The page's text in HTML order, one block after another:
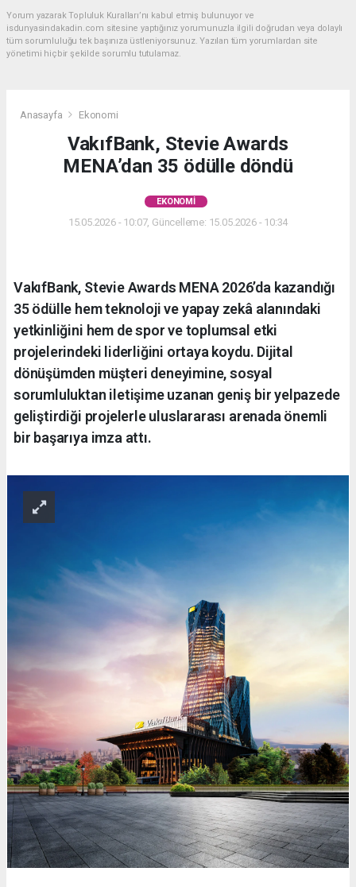
Yorum yazarak Topluluk Kuralları’nı kabul etmiş bulunuyor ve
isdunyasindakadin.com sitesine yaptığınız yorumunuzla ilgili doğrudan veya dolaylı
tüm sorumluluğu tek başınıza üstleniyorsunuz. Yazılan tüm yorumlardan site
yönetimi hiçbir şekilde sorumlu tutulamaz.
Anasayfa Ekonomi
VakıfBank, Stevie Awards
MENA’dan 35 ödülle döndü
EKONOMI
15.05.2026 - 10:07, Güncelleme: 15.05.2026 - 10:34
VakıfBank, Stevie Awards MENA 2026’da kazandığı
35 ödülle hem teknoloji ve yapay zekâ alanındaki
yetkinliğini hem de spor ve toplumsal etki
projelerindeki liderliğini ortaya koydu. Dijital
dönüşümden müşteri deneyimine, sosyal
sorumluluktan iletişime uzanan geniş bir yelpazede
geliştirdiği projelerle uluslararası arenada önemli
bir başarıya imza attı.